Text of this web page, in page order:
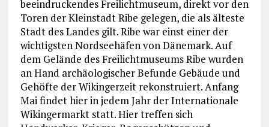
beeindruckendes Freilichtmuseum, direkt vor den
Toren der Kleinstadt Ribe gelegen, die als älteste
Stadt des Landes gilt. Ribe war einst einer der
wichtigsten Nordseehäfen von Dänemark. Auf
dem Gelände des Freilichtmuseums Ribe wurden
an Hand archäologischer Befunde Gebäude und
Gehöfte der Wikingerzeit rekonstruiert. Anfang
Mai findet hier in jedem Jahr der Internationale
Wikingermarkt statt. Hier treffen sich